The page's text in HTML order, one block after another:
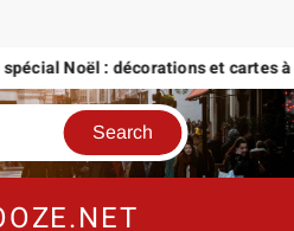
Noël : décorations et cartes à